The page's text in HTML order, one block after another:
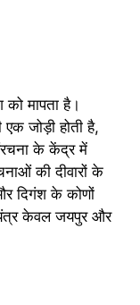
मापता है।
जोड़ी होती है,
के केंद्र में
की दीवारों के
दिगंश के कोणों
केवल जयपुर और